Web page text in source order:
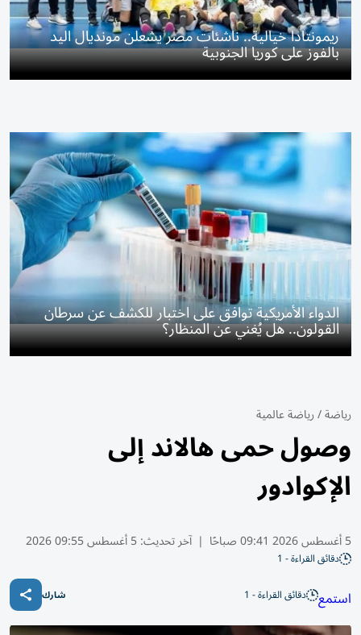
ريمونتادا خيالية.. ناشئات مصر يشعلن مونديال اليد
بالفوز على كوريا الجنوبية
الدواء الأمريكية توافق على اختبار للكشف عن سرطان
القولون.. هل يُغني عن المنظار؟
رياضة/رياضة عالمية
وصول حمى هالاند إلى
الإكوادور
5 أغسطس 2026 09:41 صباحًا | آخر تحديث:5 أغسطس 09:55 2026
دقائق القراءة - 1
استمع دقائق القراءة - 1 شارك